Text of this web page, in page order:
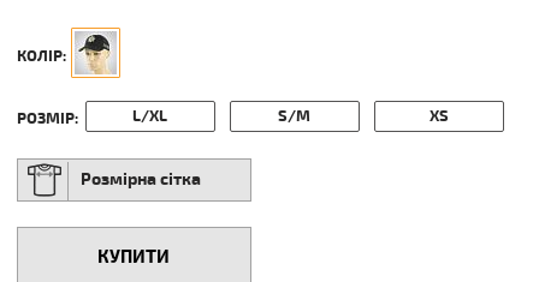
КОЛІР:
РОЗМІР: L/XL S/M XS
Розмірна сітка
КУПИТИ